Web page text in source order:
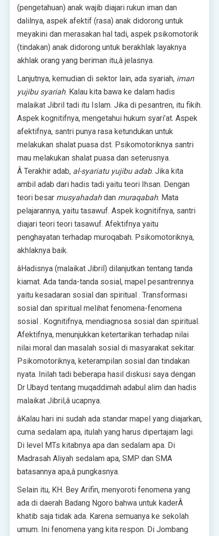
(pengetahuan) anak wajib diajari rukun iman dan
dalilnya, aspek afektif (rasa) anak didorong untuk
meyakini dan merasakan hal tadi, aspek psikomotorik
(tindakan) anak didorong untuk berakhlak layaknya
akhlak orang yang beriman itu,â jelasnya.
Lanjutnya, kemudian di sektor lain, ada syariah, iman
yujibu syariah. Kalau kita bawa ke dalam hadis
malaikat Jibril tadi itu Islam. Jika di pesantren, itu fikih.
Aspek kognitifnya, mengetahui hukum syari’at. Aspek
afektifnya, santri punya rasa ketundukan untuk
melakukan shalat puasa dst. Psikomotoriknya santri
mau melakukan shalat puasa dan seterusnya.
Â Terakhir adab, al-syariatu yujibu adab. Jika kita
ambil adab dari hadis tadi yaitu teori Ihsan. Dengan
teori besar musyahadahdan muraqabah. Mata
pelajarannya, yaitu tasawuf. Aspek kognitifnya, santri
diajari teori teori tasawuf. Afektifnya yaitu
penghayatan terhadap muroqabah. Psikomotoriknya,
akhlaknya baik.
âHadisnya (malaikat Jibril) dilanjutkan tentang tanda
kiamat. Ada tanda-tanda sosial, mapel pesantrennya
yaitu kesadaran sosial dan spiritual . Transformasi
sosial dan spiritual melihat fenomena-fenomena
sosial . Kognitifnya, mendiagnosa sosial dan spiritual.
Afektifnya, menunjukkan ketertarikan terhadap nilai
nilai moral dan masalah sosial di masyarakat sekitar.
Psikomotoriknya, keterampilan sosial dan tindakan
nyata. Inilah tadi beberapa hasil diskusi saya dengan
Dr Ubayd tentang muqaddimah adabul alim dan hadis
malaikat Jibril,â ucapnya.
âKalau hari ini sudah ada standar mapel yang diajarkan,
cuma sedalam apa, itulah yang harus dipertajam lagi.
Di level MTs kitabnya apa dan sedalam apa. Di
Madrasah Aliyah sedalam apa, SMP dan SMA
batasannya apa,â pungkasnya.
Selain itu, KH. Bey Arifin, menyoroti fenomena yang
ada di daerah Badang Ngoro bahwa untuk kaderÂ
khatib saja tidak ada. Karena semuanya ke sekolah
umum. Ini fenomena yang kita respon. Di Jombang